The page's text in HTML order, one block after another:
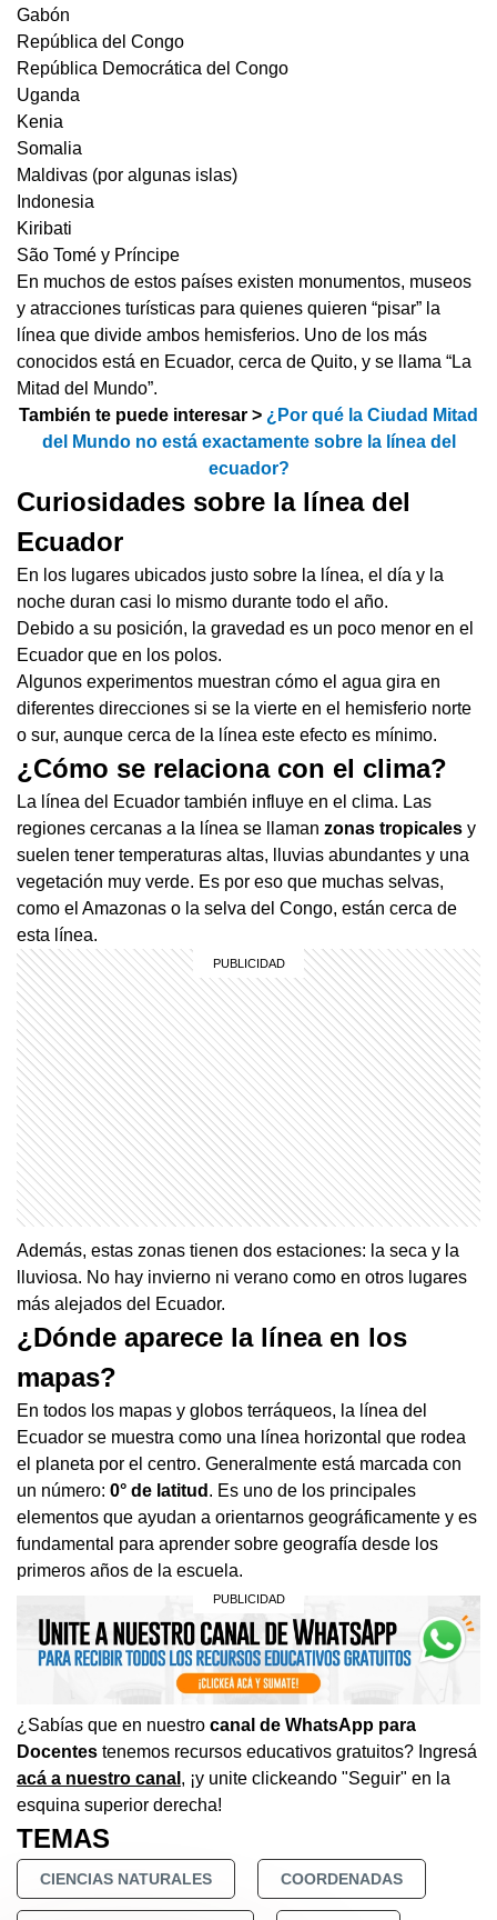
Gabón
República del Congo
República Democrática del Congo
Uganda
Kenia
Somalia
Maldivas (por algunas islas)
Indonesia
Kiribati
São Tomé y Príncipe
En muchos de estos países existen monumentos, museos
y atracciones turísticas para quienes quieren “pisar” la
línea que divide ambos hemisferios. Uno de los más
conocidos está en Ecuador, cerca de Quito, y se llama “La
Mitad del Mundo”.
También te puede interesar > ¿Por qué la Ciudad Mitad
del Mundo no está exactamente sobre la línea del
ecuador?
Curiosidades sobre la línea del
Ecuador
En los lugares ubicados justo sobre la línea, el día y la
noche duran casi lo mismo durante todo el año.
Debido a su posición, la gravedad es un poco menor en el
Ecuador que en los polos.
Algunos experimentos muestran cómo el agua gira en
diferentes direcciones si se la vierte en el hemisferio norte
o sur, aunque cerca de la línea este efecto es mínimo.
¿Cómo se relaciona con el clima?
La línea del Ecuador también influye en el clima. Las
regiones cercanas a la línea se llaman zonas tropicales y
suelen tener temperaturas altas, lluvias abundantes y una
vegetación muy verde. Es por eso que muchas selvas,
como el Amazonas o la selva del Congo, están cerca de
esta línea.
Además, estas zonas tienen dos estaciones: la seca y la
lluviosa. No hay invierno ni verano como en otros lugares
más alejados del Ecuador.
¿Dónde aparece la línea en los
mapas?
En todos los mapas y globos terráqueos, la línea del
Ecuador se muestra como una línea horizontal que rodea
el planeta por el centro. Generalmente está marcada con
un número: 0° de latitud . Es uno de los principales
elementos que ayudan a orientarnos geográficamente y es
fundamental para aprender sobre geografía desde los
primeros años de la escuela.
¿Sabías que en nuestro canal de WhatsApp para
Docentes tenemos recursos educativos gratuitos? Ingresá
acá a nuestro canal , ¡y unite clickeando "Seguir" en la
esquina superior derecha!
TEMAS
CIENCIAS NATURALES COORDENADAS